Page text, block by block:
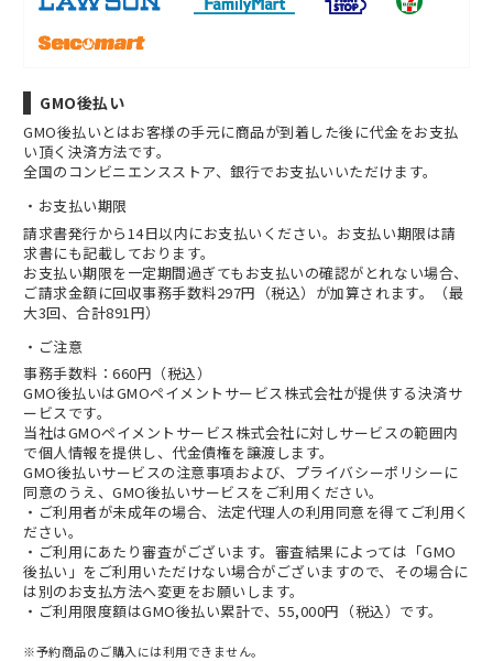
GMO後払い
GMO後払いとはお客様の手元に商品が到着した後に代金をお支払
い頂く決済方法です。
全国のコンビニエンスストア、銀行でお支払いいただけます。
お支払い期限
請求書発行から14日以内にお支払いください。お支払い期限は請
求書にも記載しております。
お支払い期限を一定期間過ぎてもお支払いの確認がとれない場合、
ご請求金額に回収事務手数料297円（税込）が加算されます。（最
大3回、合計891円）
ご注意
事務手数料：660円（税込）
GMO後払いはGMOペイメントサービス株式会社が提供する決済サ
ービスです。
当社はGMOペイメントサービス株式会社に対しサービスの範囲内
で個人情報を提供し、代金債権を譲渡します。
GMO後払いサービスの注意事項および、 プライバシーポリシーに
同意のうえ、GMO後払いサービスをご利用ください。
・ご利用者が未成年の場合、法定代理人の利用同意を得てご利用く
ださい。
・ご利用にあたり審査がございます。審査結果によっては「GMO
後払い」をご利用いただけない場合がございますので、その場合に
は別のお支払方法へ変更をお願いします。
・ご利用限度額はGMO後払い累計で、55,000円（税込）です。
※予約商品のご購入には利用できません。